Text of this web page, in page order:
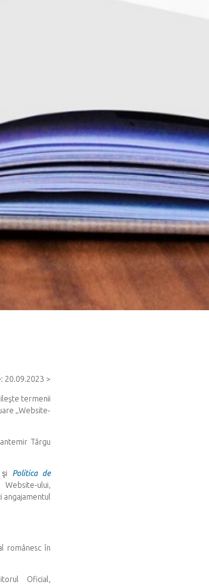
20.09.2023 >
termenii
„Website-
Târgu
Politica de
ului,
angajamentul
românesc în
Oficial,